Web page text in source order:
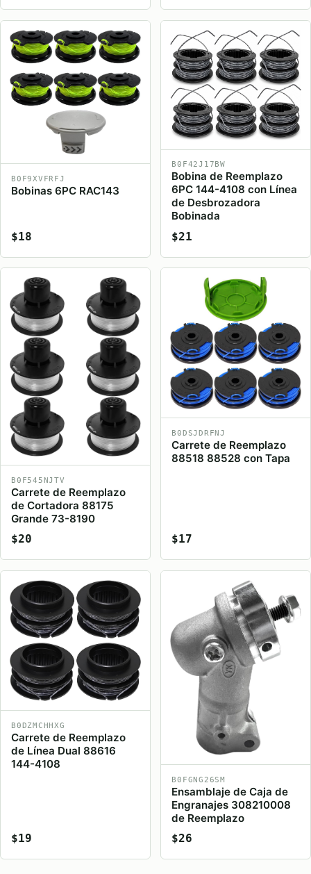
B0F9XVFRFJ
Bobinas 6PC RAC143
$18
B0F42J17BW
Bobina de Reemplazo
6PC 144-4108 con Línea
de Desbrozadora
Bobinada
$21
B0F545NJTV
Carrete de Reemplazo
de Cortadora 88175
Grande 73-8190
$20
B0DSJDRFNJ
Carrete de Reemplazo
88518 88528 con Tapa
$17
B0DZMCHHXG
Carrete de Reemplazo
de Línea Dual 88616
144-4108
$19
B0FGNG26SM
Ensamblaje de Caja de
Engranajes 308210008
de Reemplazo
$26